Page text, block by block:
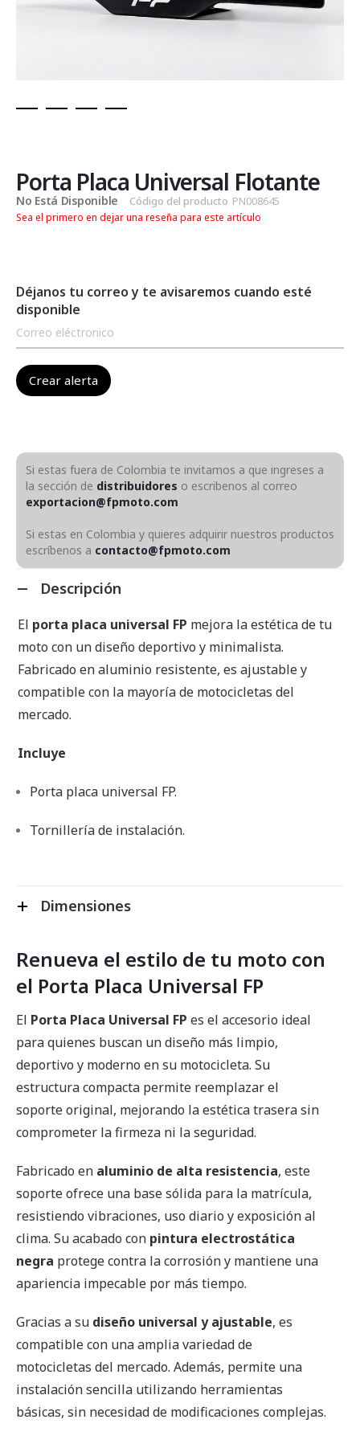
de
la
galería
de
Porta Placa Universal Flotante
No Está Disponible Código del producto PN008645
Sea el primero en dejar una reseña para este artículo
Déjanos tu correo y te avisaremos cuando esté
disponible
Si estas fuera de Colombia te invitamos a que ingreses a
la sección de distribuidores o escribenos al correo
exportacion@fpmoto.com
Si estas en Colombia y quieres adquirir nuestros productos
escríbenos a contacto@fpmoto.com
Descripción
El porta placa universal FP mejora la estética de tu
moto con un diseño deportivo y minimalista.
Fabricado en aluminio resistente, es ajustable y
compatible con la mayoría de motocicletas del
mercado.
Incluye
Porta placa universal FP.
Tornillería de instalación.
Dimensiones
Renueva el estilo de tu moto con
el Porta Placa Universal FP
El Porta Placa Universal FP es el accesorio ideal
para quienes buscan un diseño más limpio,
deportivo y moderno en su motocicleta. Su
estructura compacta permite reemplazar el
soporte original, mejorando la estética trasera sin
comprometer la firmeza ni la seguridad.
Fabricado en aluminio de alta resistencia, este
soporte ofrece una base sólida para la matrícula,
resistiendo vibraciones, uso diario y exposición al
clima. Su acabado con pintura electrostática
negra protege contra la corrosión y mantiene una
apariencia impecable por más tiempo.
Gracias a su diseño universal y ajustable, es
compatible con una amplia variedad de
motocicletas del mercado. Además, permite una
instalación sencilla utilizando herramientas
básicas, sin necesidad de modificaciones complejas.